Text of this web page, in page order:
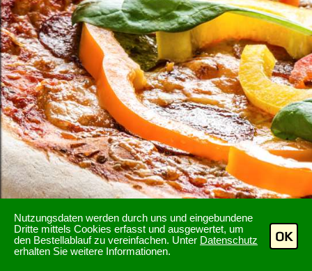
Nutzungsdaten werden durch uns und eingebundene
Dritte mittels Cookies erfasst und ausgewertet, um
den Bestellablauf zu vereinfachen. Unter Datenschutz
erhalten Sie weitere Informationen.
OK